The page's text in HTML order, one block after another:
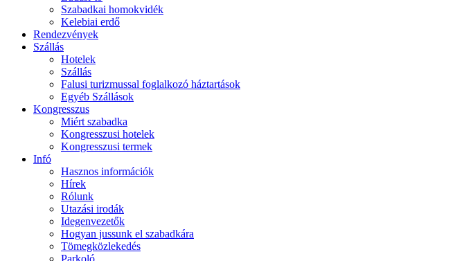
Szabadkai homokvidék
Kelebiai erdő
Rendezvények
Szállás
Hotelek
Szállás
Falusi turizmussal foglalkozó háztartások
Egyéb Szállások
Kongresszus
Miért szabadka
Kongresszusi hotelek
Kongresszusi termek
Infó
Hasznos információk
Hírek
Rólunk
Utazási irodák
Idegenvezetők
Hogyan jussunk el szabadkára
Tömegközlekedés